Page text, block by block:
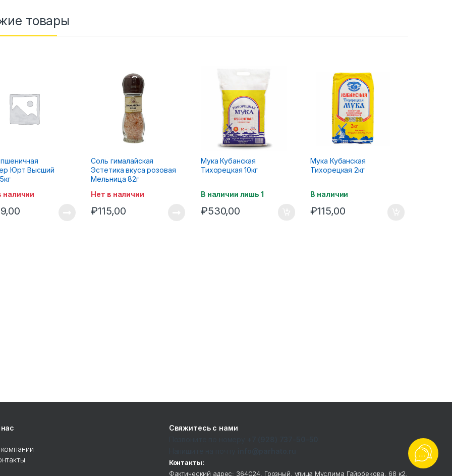
товары
Юрт Высший
наличии
Соль гималайская
Эстетика вкуса розовая
Мельница 82г
Нет в наличии
₽115,00
Мука Кубанская
Тихорецкая 10кг
В наличии лишь 1
₽530,00
Мука Кубанская
Тихорецкая 2кг
В наличии
₽115,00
Свяжитесь с нами
Контакты:
Фактический адрес: 364024, Грозный, улица Муслима Гайрбекова, 68 к2.